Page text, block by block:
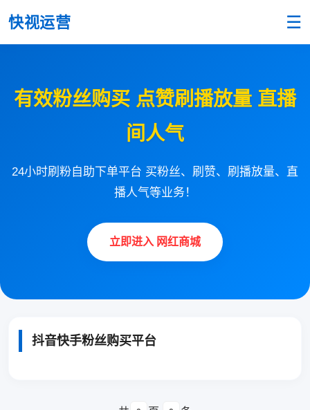
快视运营 ☰
有效粉丝购买 点赞刷播放量 直播
间人气
24小时刷粉自助下单平台 买粉丝、刷赞、刷播放量、直
播人气等业务！
立即进入 网红商城
抖音快手粉丝购买平台